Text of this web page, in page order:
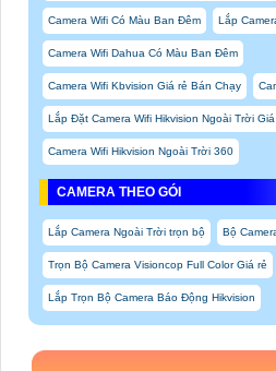
Camera Wifi Có Màu Ban Đêm Lắp
Camera Wifi Dahua Có Màu Ban Đêm
Camera Wifi Kbvision Giá rẻ Bán Chạy
Lắp Đặt Camera Wifi Hikvision Ngoài Trời Giá
Camera Wifi Hikvision Ngoài Trời 360
CAMERA THEO GÓI
Lắp Camera Ngoài Trời trọn bộ Bộ
Trọn Bộ Camera Visioncop Full Color Giá rẻ
Lắp Trọn Bộ Camera Báo Động Hikvision